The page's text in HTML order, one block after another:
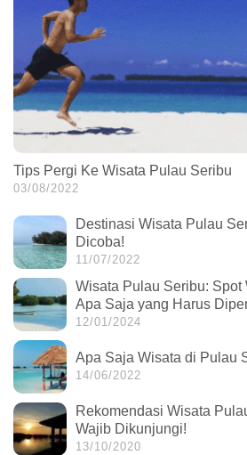
Tips Pergi Ke Wisata Pulau Seribu
03/08/2022
Destinasi Wisata Pulau
Dicoba!
11/07/2022
Wisata Pulau Seribu: Spot
Apa Saja yang Harus
12/01/2024
Apa Saja Wisata di Pulau
14/06/2022
Rekomendasi Wisata
Wajib Dikunjungi!
13/10/2020